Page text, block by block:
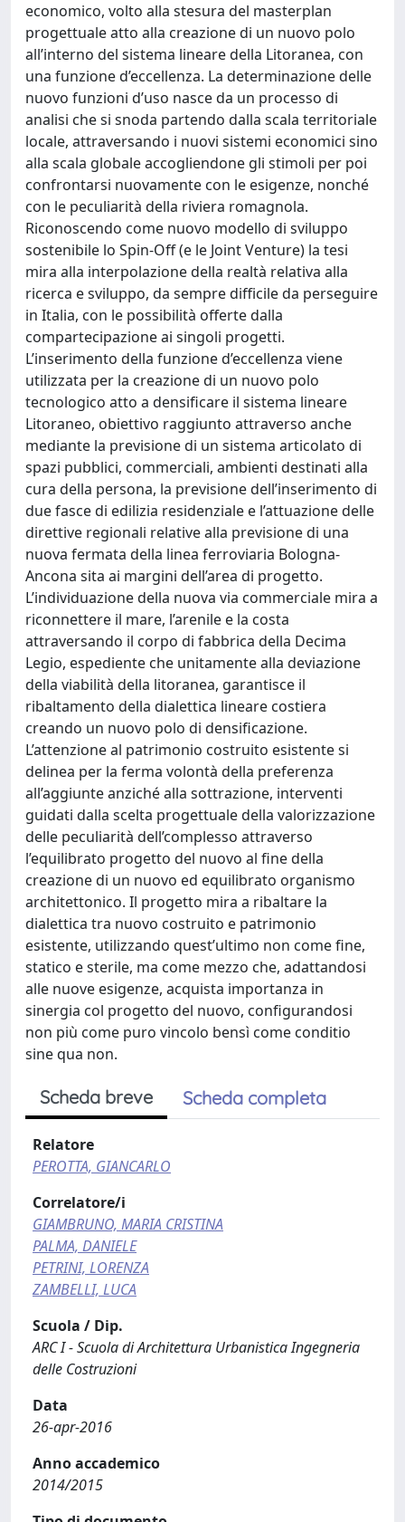
economico, volto alla stesura del masterplan
progettuale atto alla creazione di un nuovo polo
all’interno del sistema lineare della Litoranea, con
una funzione d’eccellenza. La determinazione delle
nuovo funzioni d’uso nasce da un processo di
analisi che si snoda partendo dalla scala territoriale
locale, attraversando i nuovi sistemi economici sino
alla scala globale accogliendone gli stimoli per poi
confrontarsi nuovamente con le esigenze, nonché
con le peculiarità della riviera romagnola.
Riconoscendo come nuovo modello di sviluppo
sostenibile lo Spin-Off (e le Joint Venture) la tesi
mira alla interpolazione della realtà relativa alla
ricerca e sviluppo, da sempre difficile da perseguire
in Italia, con le possibilità offerte dalla
compartecipazione ai singoli progetti.
L’inserimento della funzione d’eccellenza viene
utilizzata per la creazione di un nuovo polo
tecnologico atto a densificare il sistema lineare
Litoraneo, obiettivo raggiunto attraverso anche
mediante la previsione di un sistema articolato di
spazi pubblici, commerciali, ambienti destinati alla
cura della persona, la previsione dell’inserimento di
due fasce di edilizia residenziale e l’attuazione delle
direttive regionali relative alla previsione di una
nuova fermata della linea ferroviaria Bologna-
Ancona sita ai margini dell’area di progetto.
L’individuazione della nuova via commerciale mira a
riconnettere il mare, l’arenile e la costa
attraversando il corpo di fabbrica della Decima
Legio, espediente che unitamente alla deviazione
della viabilità della litoranea, garantisce il
ribaltamento della dialettica lineare costiera
creando un nuovo polo di densificazione.
L’attenzione al patrimonio costruito esistente si
delinea per la ferma volontà della preferenza
all’aggiunte anziché alla sottrazione, interventi
guidati dalla scelta progettuale della valorizzazione
delle peculiarità dell’complesso attraverso
l’equilibrato progetto del nuovo al fine della
creazione di un nuovo ed equilibrato organismo
architettonico. Il progetto mira a ribaltare la
dialettica tra nuovo costruito e patrimonio
esistente, utilizzando quest’ultimo non come fine,
statico e sterile, ma come mezzo che, adattandosi
alle nuove esigenze, acquista importanza in
sinergia col progetto del nuovo, configurandosi
non più come puro vincolo bensì come conditio
sine qua non.
Scheda breve Scheda completa
Relatore
PEROTTA, GIANCARLO
Correlatore/i
GIAMBRUNO, MARIA CRISTINA
PALMA, DANIELE
PETRINI, LORENZA
ZAMBELLI, LUCA
Scuola / Dip.
ARC I - Scuola di Architettura Urbanistica Ingegneria
delle Costruzioni
Data
26-apr-2016
Anno accademico
2014/2015